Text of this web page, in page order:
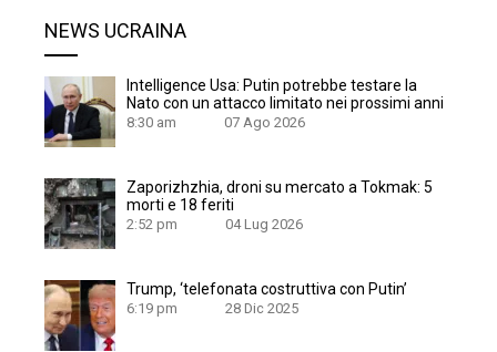
NEWS UCRAINA
Intelligence Usa: Putin potrebbe testare la
Nato con un attacco limitato nei prossimi anni
8:30 am 07 Ago 2026
Zaporizhzhia, droni su mercato a Tokmak: 5
morti e 18 feriti
2:52 pm 04 Lug 2026
Trump, ‘telefonata costruttiva con Putin’
6:19 pm 28 Dic 2025